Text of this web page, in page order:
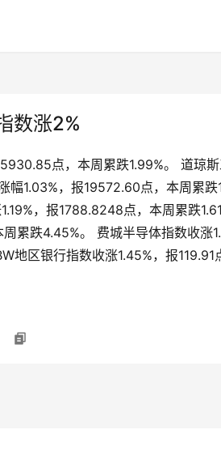
数涨2%
点，本周累跌1.99%。 道琼斯
1.03%，报19572.60点，本周累跌
，报1788.8248点，本周累跌
跌4.45%。 费城半导体指数收涨
地区银行指数收涨1.45%，报